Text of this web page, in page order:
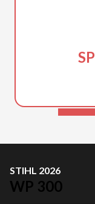
STIHL 2026
WP 300